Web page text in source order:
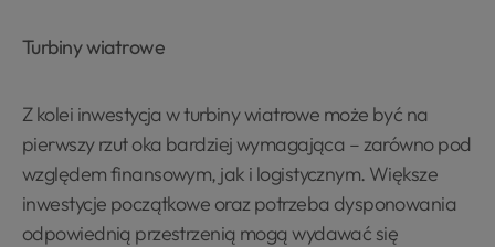
Turbiny wiatrowe
Z kolei inwestycja w turbiny wiatrowe może być na
pierwszy rzut oka bardziej wymagająca – zarówno pod
względem finansowym, jak i logistycznym. Większe
inwestycje początkowe oraz potrzeba dysponowania
odpowiednią przestrzenią mogą wydawać się